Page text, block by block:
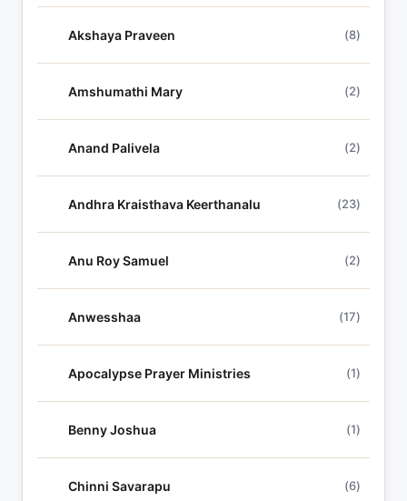
y
Akshaya Praveen (8)
Amshumathi Mary (2)
Anand Palivela (2)
Andhra Kraisthava Keerthanalu (23)
Anu Roy Samuel (2)
Anwesshaa (17)
Apocalypse Prayer Ministries (1)
Benny Joshua (1)
Chinni Savarapu (6)